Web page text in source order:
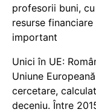
profesorii buni,
resurse
important
Unici în UE:
Uniune
cercetare,
deceniu. Între